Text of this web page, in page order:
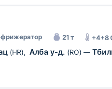
21 т +4+8
(HR), Алба у-д. (RO) —